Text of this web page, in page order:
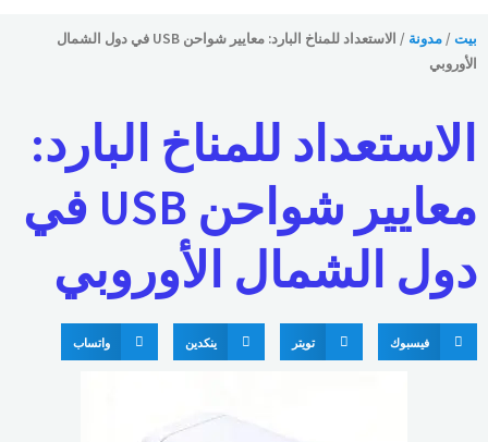
بيت/مدونة
/ الاستعداد للمناخ البارد: معايير شواحن USB في دول الشمال
الأوروبي
الاستعداد للمناخ البارد:
معايير شواحن USB في
دول الشمال الأوروبي
فيسبوك تويتر ينكدين واتساب